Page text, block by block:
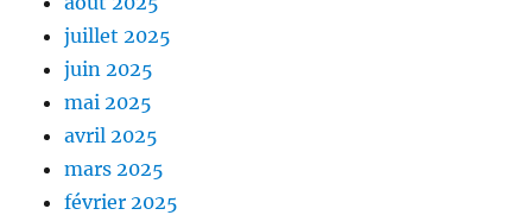
juillet 2025
juin 2025
mai 2025
avril 2025
mars 2025
février 2025